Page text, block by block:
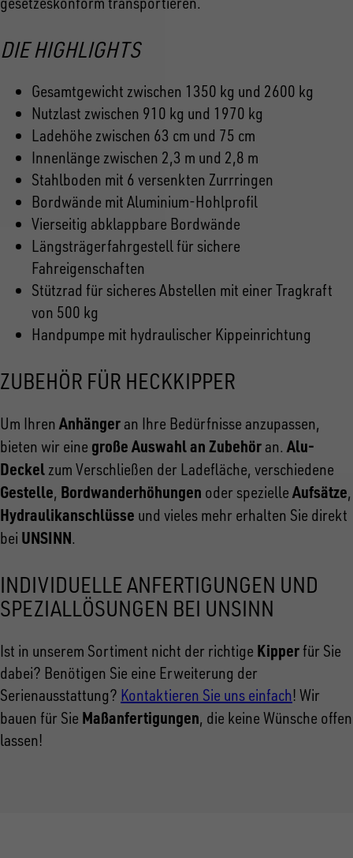
DIE HIGHLIGHTS
Gesamtgewicht zwischen 1350 kg und 2600 kg
Nutzlast zwischen 910 kg und 1970 kg
Ladehöhe zwischen 63 cm und 75 cm
Innenlänge zwischen 2,3 m und 2,8 m
Stahlboden mit 6 versenkten Zurrringen
Bordwände mit Aluminium-Hohlprofil
Vierseitig abklappbare Bordwände
Längsträgerfahrgestell für sichere
Fahreigenschaften
Stützrad für sicheres Abstellen mit einer Tragkraft
von 500 kg
Handpumpe mit hydraulischer Kippeinrichtung
ZUBEHÖR FÜR HECKKIPPER
Um IhrenAnhänger an Ihre Bedürfnisse anzupassen,
bieten wir eine große Auswahl an Zubehör an.Alu-
Deckelzum Verschließen der Ladefläche, verschiedene
Gestelle, Bordwanderhöhungen oder spezielleAufsätze,
Hydraulikanschlüsse und vieles mehr erhalten Sie direkt
bei UNSINN.
INDIVIDUELLE ANFERTIGUNGEN UND
SPEZIALLÖSUNGEN BEI UNSINN
Ist in unserem Sortiment nicht der richtige Kipper für Sie
dabei? Benötigen Sie eine Erweiterung der
Serienausstattung? Kontaktieren Sie uns einfach! Wir
bauen für Sie Maßanfertigungen, die keine Wünsche offen
lassen!